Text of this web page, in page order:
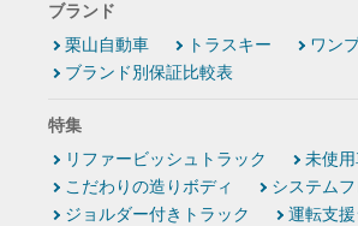
ブランド
栗山自動車
トラスキー
ワン
ブランド別保証比較表
特集
リファービッシュトラック
未使
こだわりの造りボディ
システム
ジョルダー付きトラック
運転支